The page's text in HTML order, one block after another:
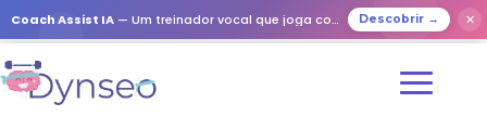
Coach Assist IA — Um treinador vocal que joga com os seus entes queridos Descobrir → ✕